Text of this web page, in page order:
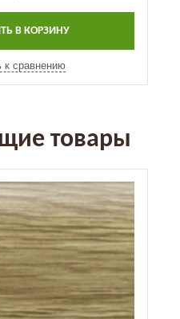
В КОРЗИНУ
к сравнению
товары